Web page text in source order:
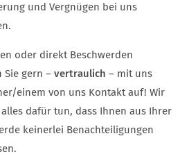
und Vergnügen bei uns
oder direkt Beschwerden
Sie gern – vertraulich – mit uns
einem von uns Kontakt auf! Wir
dafür tun, dass Ihnen aus Ihrer
keinerlei Benachteiligungen